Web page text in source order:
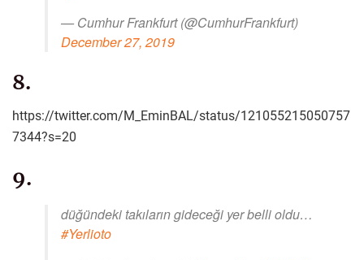
— Cumhur Frankfurt (@CumhurFrankfurt)
December 27, 2019
8.
https://twitter.com/M_EminBAL/status/121055215050757
7344?s=20
9.
düğündeki takıların gideceği yer belli oldu…
#Yerlioto